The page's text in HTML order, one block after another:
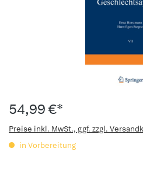
54,99 €*
Preise inkl. MwSt., ggf. zzgl.
in Vorbereitung